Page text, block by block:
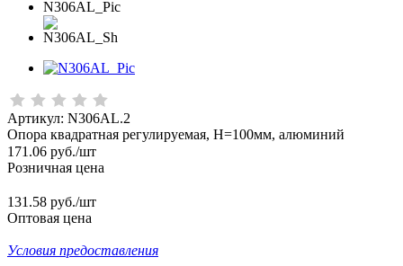
Артикул: N306AL.2
Опора квадратная регулируемая, H=100мм, алюминий
171.06 руб./шт
Розничная цена
131.58 руб./шт
Оптовая цена
Условия предоставления